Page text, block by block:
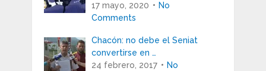
17 mayo, 2020
No
Comments
Chacón: no debe el Seniat
convertirse en …
24 febrero, 2017
No